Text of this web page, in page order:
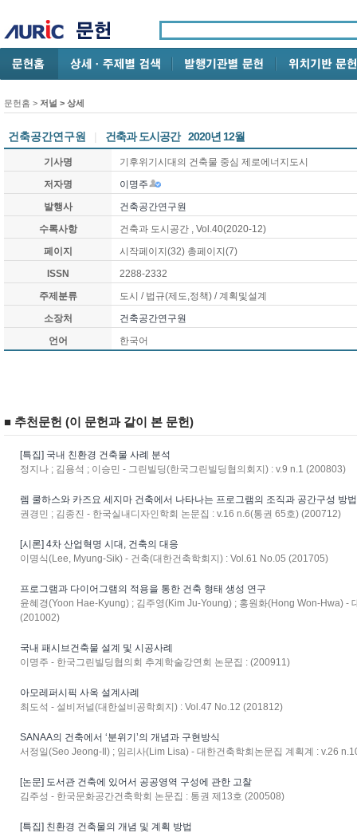
문헌홈 > 저널 > 상세
건축공간연구원 | 건축과 도시공간 2020년 12월
기사명
기후위기시대의 건축물 중심 제로에너지도시
저자명
이명주
발행사
건축공간연구원
수록사항
건축과 도시공간 , Vol.40(2020-12)
페이지
시작페이지(32) 총페이지(7)
ISSN
2288-2332
주제분류
도시 / 법규(제도,정책) / 계획및설계
소장처
건축공간연구원
언어
한국어
■ 추천문헌 (이 문헌과 같이 본 문헌)
[특집] 국내 친환경 건축물 사례 분석
정지나 ; 김용석 ; 이승민 - 그린빌딩(한국그린빌딩협의회지) : v.9 n.1 (200803)
렘 쿨하스와 카즈요 세지마 건축에서 나타나는 프로그램의 조직과 공간구성 방
권경민 ; 김종진 - 한국실내디자인학회 논문집 : v.16 n.6(통권 65호) (200712)
[시론] 4차 산업혁명 시대, 건축의 대응
이명식(Lee, Myung-Sik) - 건축(대한건축학회지) : Vol.61 No.05 (201705)
프로그램과 다이어그램의 적용을 통한 건축 형태 생성 연구
윤혜경(Yoon Hae-Kyung) ; 김주영(Kim Ju-Young) ; 홍원화(Hong Won-Hwa) -
(201002)
국내 패시브건축물 설계 및 시공사례
이명주 - 한국그린빌딩협의회 추계학술강연회 논문집 : (200911)
아모레퍼시픽 사옥 설계사례
최도석 - 설비저널(대한설비공학회지) : Vol.47 No.12 (201812)
SANAA의 건축에서 ‘분위기’의 개념과 구현방식
서정일(Seo Jeong-Il) ; 임리사(Lim Lisa) - 대한건축학회논문집 계획계 : v.26
[논문] 도서관 건축에 있어서 공공영역 구성에 관한 고찰
김주성 - 한국문화공간건축학회 논문집 : 통권 제13호 (200508)
[특집] 친환경 건축물의 개념 및 계획 방법